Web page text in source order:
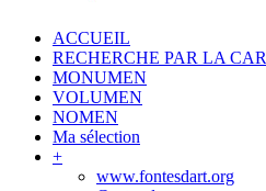
ACCUEIL
RECHERCHE PAR LA
MONUMEN
VOLUMEN
NOMEN
Ma sélection
+
www.fontesdart.org